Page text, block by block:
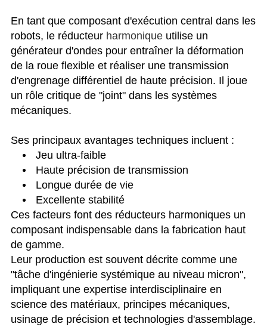
En tant que composant d'exécution central dans les
robots, le réducteur harmoniqueutilise un
générateur d'ondes pour entraîner la déformation
de la roue flexible et réaliser une transmission
d'engrenage différentiel de haute précision. Il joue
un rôle critique de "joint" dans les systèmes
mécaniques.
Ses principaux avantages techniques incluent :
Jeu ultra-faible
Haute précision de transmission
Longue durée de vie
Excellente stabilité
Ces facteurs font des réducteurs harmoniques un
composant indispensable dans la fabrication haut
de gamme.
Leur production est souvent décrite comme une
"tâche d'ingénierie systémique au niveau micron",
impliquant une expertise interdisciplinaire en
science des matériaux, principes mécaniques,
usinage de précision et technologies d'assemblage.